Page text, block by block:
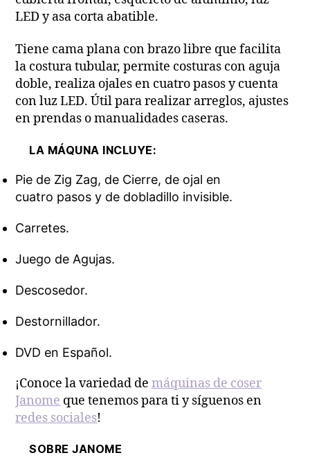
LED y asa corta abatible.
Tiene cama plana con brazo libre que facilita
la costura tubular, permite costuras con aguja
doble, realiza ojales en cuatro pasos y cuenta
con luz LED. Útil para realizar arreglos, ajustes
en prendas o manualidades caseras.
LA MÁQUNA INCLUYE:
Pie de Zig Zag, de Cierre, de ojal en
cuatro pasos y de dobladillo invisible.
Carretes.
Juego de Agujas.
Descosedor.
Destornillador.
DVD en Español.
¡Conoce la variedad demáquinas de coser
Janome que tenemos para ti y síguenos en
redes sociales!
SOBRE JANOME